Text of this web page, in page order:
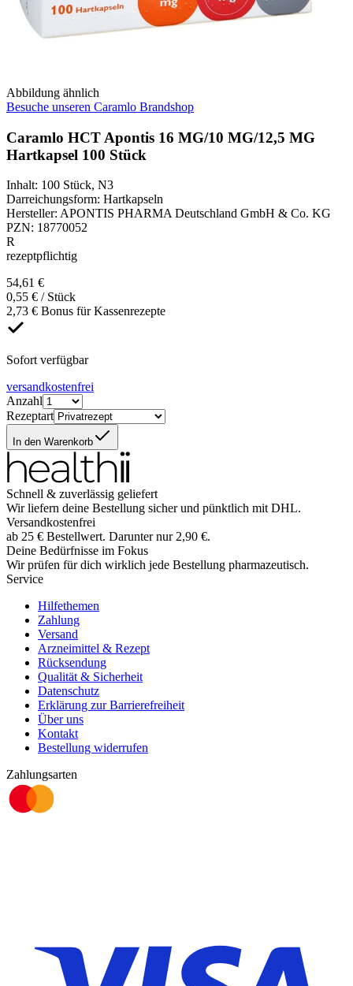
Abbildung ähnlich
Besuche unseren Caramlo Brandshop
Caramlo HCT Apontis 16 MG/10 MG/12,5 MG
Hartkapsel 100 Stück
Inhalt: 100 Stück, N3
Darreichungsform: Hartkapseln
Hersteller: APONTIS PHARMA Deutschland GmbH & Co. KG
PZN: 18770052
R
rezeptpflichtig
54,61 €
0,55 € / Stück
2,73 € Bonus für Kassenrezepte
Sofort verfügbar
versandkostenfrei
Anzahl
Rezeptart
In den Warenkorb
Schnell & zuverlässig geliefert
Wir liefern deine Bestellung sicher und pünktlich mit DHL.
Versandkostenfrei
ab 25 € Bestellwert. Darunter nur 2,90 €.
Deine Bedürfnisse im Fokus
Wir prüfen für dich wirklich jede Bestellung pharmazeutisch.
Service
Hilfethemen
Zahlung
Versand
Arzneimittel & Rezept
Rücksendung
Qualität & Sicherheit
Datenschutz
Erklärung zur Barrierefreiheit
Über uns
Kontakt
Bestellung widerrufen
Zahlungsarten